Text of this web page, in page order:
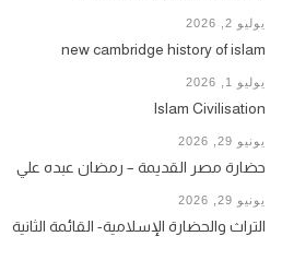
يوليو 2, 2026
new cambridge history of islam
يوليو 1, 2026
Islam Civilisation
يونيو 29, 2026
حضارة مصر القديمة – رمضان عبده علي
يونيو 29, 2026
التراث والحضارة الإسلامية- القائمة الثانية